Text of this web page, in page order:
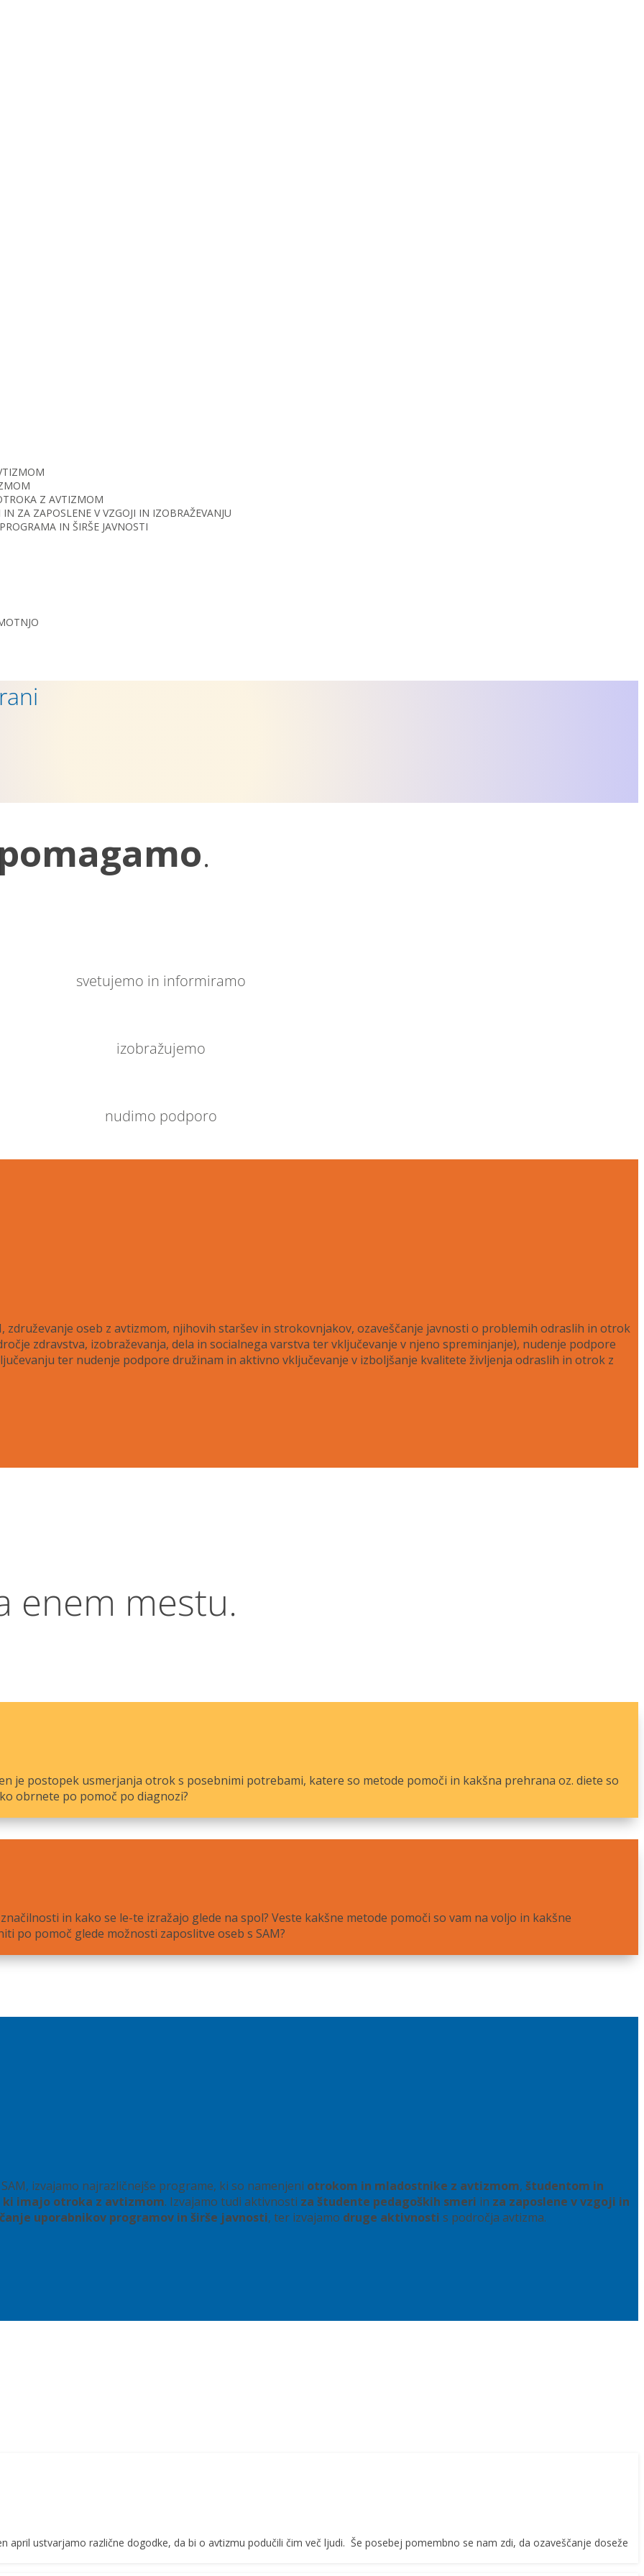
Z AVTIZMOM
ZA ZAPOSLENE V VZGOJI IN IZOBRAŽEVANJU
IN ŠIRŠE JAVNOSTI
pomagamo.
svetujemo in informiramo
izobražujemo
nudimo podporo
združevanje oseb z avtizmom, njihovih staršev in strokovnjakov, ozaveščanje javnosti o problemih odraslih in otrok
zdravstva, izobraževanja, dela in socialnega varstva ter vključevanje v njeno spreminjanje), nudenje podpore
ter nudenje podpore družinam in aktivno vključevanje v izboljšanje kvalitete življenja odraslih in otrok z
enem mestu.
je postopek usmerjanja otrok s posebnimi potrebami, katere so metode pomoči in kakšna prehrana oz. diete so
obrnete po pomoč po diagnozi?
in kako se le-te izražajo glede na spol? Veste kakšne metode pomoči so vam na voljo in kakšne
po pomoč glede možnosti zaposlitve oseb s SAM?
izvajamo najrazličnejše programe, ki so namenjeni otrokom in mladostnike z avtizmom, študentom in
ki imajo otroka z avtizmom. Izvajamo tudi aktivnosti za študente pedagoških smeri in za zaposlene v vzgoji in
uporabnikov programov in širše javnosti, ter izvajamo druge aktivnosti s področja avtizma.
april ustvarjamo različne dogodke, da bi o avtizmu podučili čim več ljudi. Še posebej pomembno se nam zdi, da ozaveščanje doseže